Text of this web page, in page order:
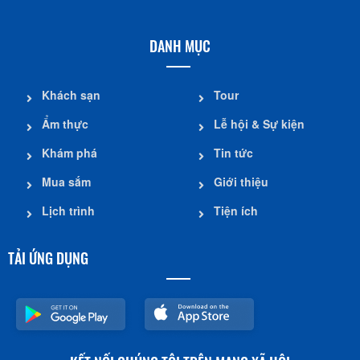
DANH MỤC
Khách sạn
Ẩm thực
Khám phá
Mua sắm
Lịch trình
Tour
Lễ hội & Sự kiện
Tin tức
Giới thiệu
Tiện ích
TẢI ỨNG DỤNG